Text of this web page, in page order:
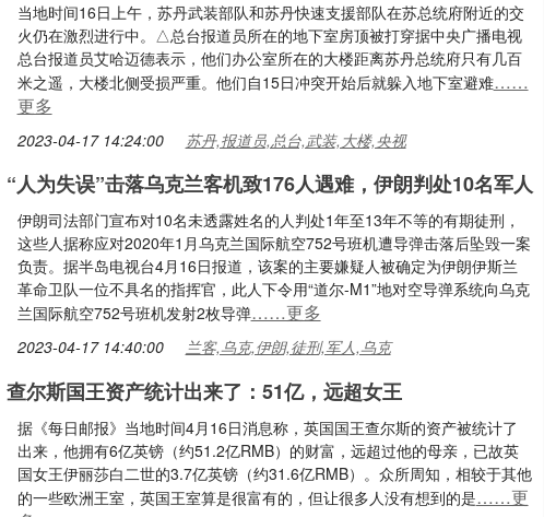
当地时间16日上午，苏丹武装部队和苏丹快速支援部队在苏总统府附近的交
火仍在激烈进行中。△总台报道员所在的地下室房顶被打穿据中央广播电视
总台报道员艾哈迈德表示，他们办公室所在的大楼距离苏丹总统府只有几百
米之遥，大楼北侧受损严重。他们自15日冲突开始后就躲入地下室避难……
更多
2023-04-17 14:24:00 苏丹,报道员,总台,武装,大楼,央视
“人为失误”击落乌克兰客机致176人遇难，伊朗判处10名军人
伊朗司法部门宣布对10名未透露姓名的人判处1年至13年不等的有期徒刑，
这些人据称应对2020年1月乌克兰国际航空752号班机遭导弹击落后坠毁一案
负责。据半岛电视台4月16日报道，该案的主要嫌疑人被确定为伊朗伊斯兰
革命卫队一位不具名的指挥官，此人下令用“道尔-M1”地对空导弹系统向乌克
兰国际航空752号班机发射2枚导弹……更多
2023-04-17 14:40:00 兰客,乌克,伊朗,徒刑,军人,乌克
查尔斯国王资产统计出来了：51亿，远超女王
据《每日邮报》当地时间4月16日消息称，英国国王查尔斯的资产被统计了
出来，他拥有6亿英镑（约51.2亿RMB）的财富，远超过他的母亲，已故英
国女王伊丽莎白二世的3.7亿英镑（约31.6亿RMB）。众所周知，相较于其他
的一些欧洲王室，英国王室算是很富有的，但让很多人没有想到的是……更